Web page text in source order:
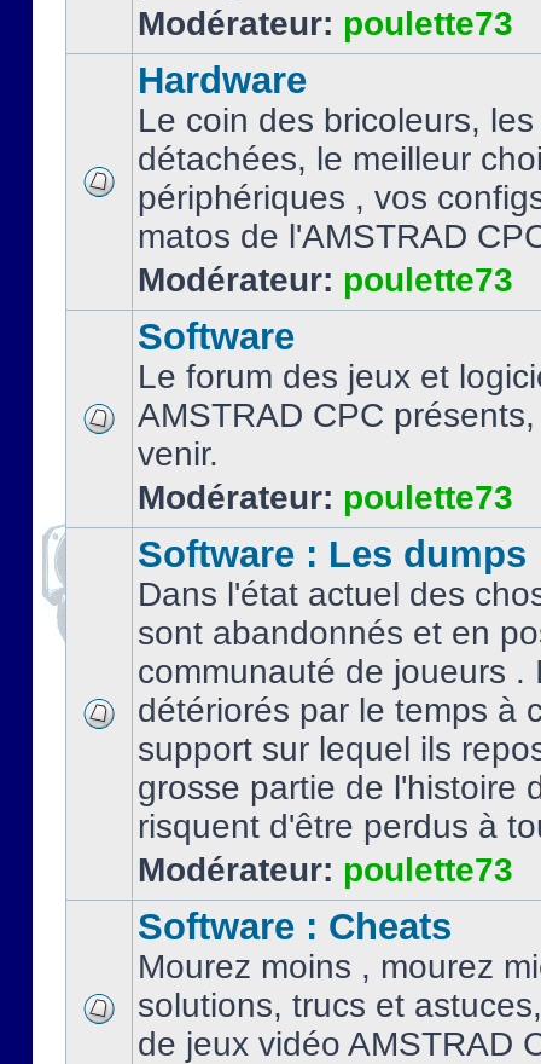
Modérateur: poulette73
Hardware
Le coin des bricoleurs,
détachées, le meilleur
périphériques , vos
matos de l'AMSTRAD
Modérateur: poulette73
Software
Le forum des jeux et
AMSTRAD CPC
venir.
Modérateur: poulette73
Software : Les dumps
Dans l'état actuel des
sont abandonnés et en
communauté de joueurs .
détériorés par le temps à
support sur lequel ils
grosse partie de l'histoire
risquent d'être perdus à
Modérateur: poulette73
Software : Cheats
Mourez moins , mourez
solutions, trucs et
de jeux vidéo AMSTRAD